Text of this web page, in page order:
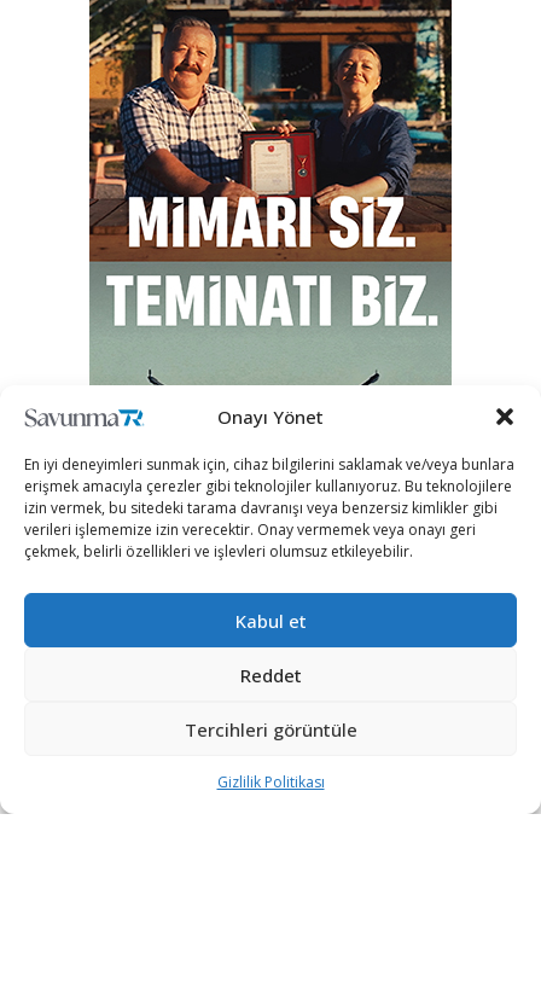
Onayı Yönet
En iyi deneyimleri sunmak için, cihaz bilgilerini saklamak ve/veya bunlara
erişmek amacıyla çerezler gibi teknolojiler kullanıyoruz. Bu teknolojilere
izin vermek, bu sitedeki tarama davranışı veya benzersiz kimlikler gibi
verileri işlememize izin verecektir. Onay vermemek veya onayı geri
çekmek, belirli özellikleri ve işlevleri olumsuz etkileyebilir.
Kabul et
Reddet
Tercihleri görüntüle
Gizlilik Politikası